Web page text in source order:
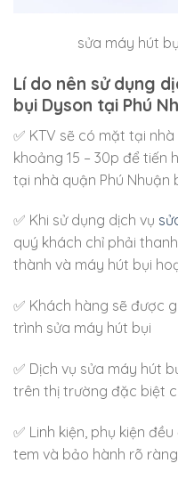
sửa máy hút
Lí do nên sử dụng
bụi Dyson tại Phú
✅ KTV sẽ có mặt tại
khoảng 15 – 30p để tiến
tại nhà quận Phú
✅ Khi sử dụng dịch vụ
quý khách chỉ phải
thành và máy hút bụi
✅ Khách hàng sẽ được
trình sửa máy hút bụi
✅ Dịch vụ sửa máy hút
trên thị trường đặc biệt
✅ Linh kiện, phụ kiện
tem và bảo hành rõ ràng